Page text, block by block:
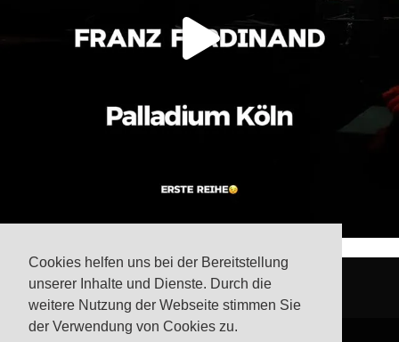
Cookies helfen uns bei der Bereitstellung
unserer Inhalte und Dienste. Durch die
weitere Nutzung der Webseite stimmen Sie
der Verwendung von Cookies zu.